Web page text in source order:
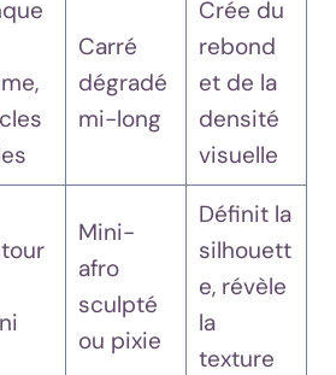
Carré
dégradé
mi-long
Crée du
rebond
et de la
densité
visuelle
Mini-
afro
sculpté
ou pixie
Définit la
silhouett
e, révèle
la
texture